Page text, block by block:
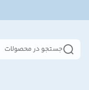
جستجو در محصولات